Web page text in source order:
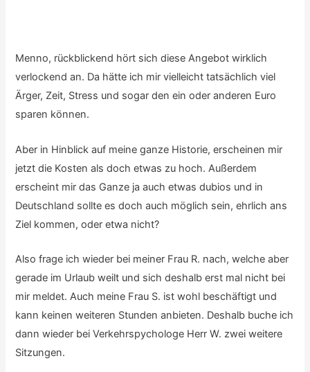
Menno, rückblickend hört sich diese Angebot wirklich
verlockend an. Da hätte ich mir vielleicht tatsächlich viel
Ärger, Zeit, Stress und sogar den ein oder anderen Euro
sparen können.
Aber in Hinblick auf meine ganze Historie, erscheinen mir
jetzt die Kosten als doch etwas zu hoch. Außerdem
erscheint mir das Ganze ja auch etwas dubios und in
Deutschland sollte es doch auch möglich sein, ehrlich ans
Ziel kommen, oder etwa nicht?
Also frage ich wieder bei meiner Frau R. nach, welche aber
gerade im Urlaub weilt und sich deshalb erst mal nicht bei
mir meldet. Auch meine Frau S. ist wohl beschäftigt und
kann keinen weiteren Stunden anbieten. Deshalb buche ich
dann wieder bei Verkehrspychologe Herr W. zwei weitere
Sitzungen.